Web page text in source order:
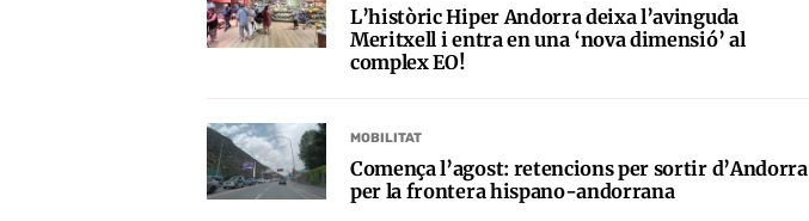
L’històric Hiper Andorra deixa l’avinguda
Meritxell i entra en una ‘nova dimensió’ al
complex EO!
MOBILITAT
Comença l’agost: retencions per sortir d’Andorra
per la frontera hispano-andorrana